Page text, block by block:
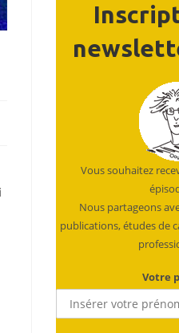
Vous souhaitez
Nous partageons
publications, études de
Votre